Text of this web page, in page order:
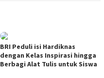
BRI Peduli isi Hardiknas
dengan Kelas Inspirasi hingga
Berbagi Alat Tulis untuk Siswa